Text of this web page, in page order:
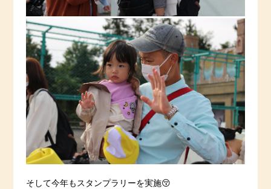
そして今年もスタンプラリーを実施😚